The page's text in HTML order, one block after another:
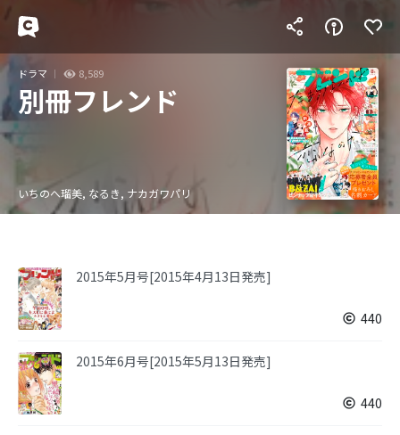
ドラマ 8,589
別冊フレンド
いちのへ瑠美, なるき, ナカガワパリ
2015年5月号[2015年4月13日発売]
440
2015年6月号[2015年5月13日発売]
440